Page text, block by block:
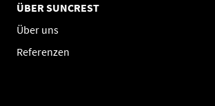
ÜBER SUNCREST
Über uns
Referenzen